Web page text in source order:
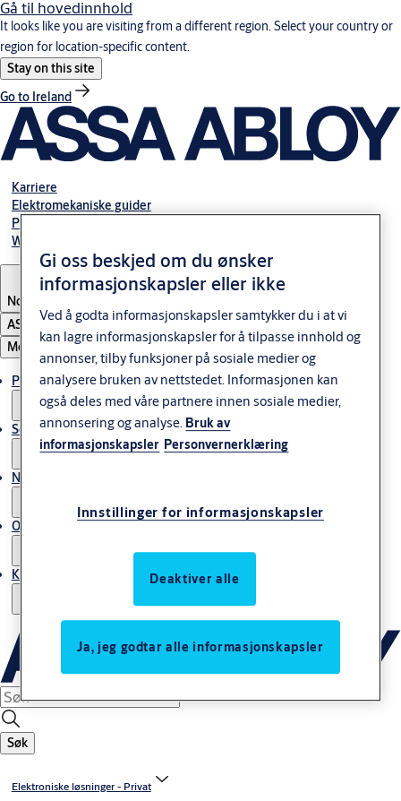
Gå til hovedinnhold
It looks like you are visiting from a different region. Select your country or
region for location-specific content.
Stay on this site
Go to Ireland
Karriere
Elektromekaniske guider
Partner Area
Webshop
Norway
ASSA ABLOY Group
Meny
Produkter og løsninger
Service
Nyheter & artikler
Om ASSA ABLOY Norway
Kontakt oss
Søk
Elektroniske løsninger - Privat
Gi oss beskjed om du ønsker
informasjonskapsler eller ikke
Ved å godta informasjonskapsler samtykker du i at vi
kan lagre informasjonskapsler for å tilpasse innhold og
annonser, tilby funksjoner på sosiale medier og
analysere bruken av nettstedet. Informasjonen kan
også deles med våre partnere innen sosiale medier,
annonsering og analyse. Bruk av
informasjonskapsler Personvernerklæring
Innstillinger for informasjonskapsler
Deaktiver alle
Ja, jeg godtar alle informasjonskapsler